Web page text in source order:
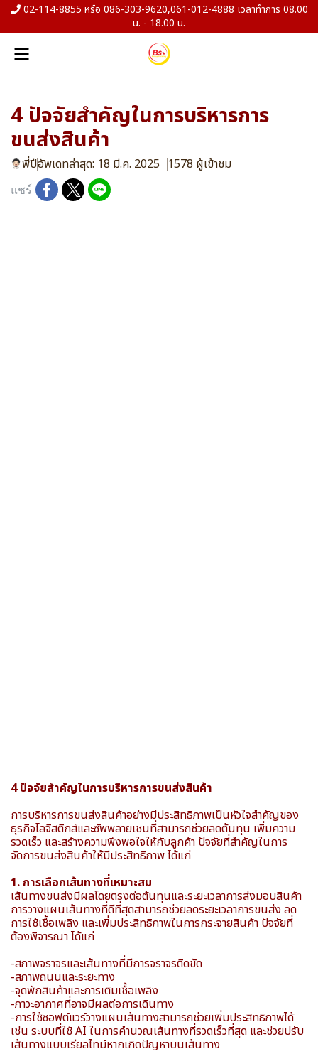
02-114-8855 หรือ 086-303-9620,061-012-4888 เวลาทำการ 08.00
น. - 18.00 น.
4 ปัจจัยสำคัญในการบริหารการ
ขนส่งสินค้า
พี่ปีอัพเดทล่าสุด: 18 มี.ค. 2025 1578 ผู้เข้าชม
แชร์
4 ปัจจัยสำคัญในการบริหารการขนส่งสินค้า
การบริหารการขนส่งสินค้าอย่างมีประสิทธิภาพเป็นหัวใจสำคัญของ
ธุรกิจโลจิสติกส์และซัพพลายเชนที่สามารถช่วยลดต้นทุน เพิ่มความ
รวดเร็ว และสร้างความพึงพอใจให้กับลูกค้า ปัจจัยที่สำคัญในการ
จัดการขนส่งสินค้าให้มีประสิทธิภาพ ได้แก่
1. การเลือกเส้นทางที่เหมาะสม
เส้นทางขนส่งมีผลโดยตรงต่อต้นทุนและระยะเวลาการส่งมอบสินค้า
การวางแผนเส้นทางที่ดีที่สุดสามารถช่วยลดระยะเวลาการขนส่ง ลด
การใช้เชื้อเพลิง และเพิ่มประสิทธิภาพในการกระจายสินค้า ปัจจัยที่
ต้องพิจารณา ได้แก่
-สภาพจราจรและเส้นทางที่มีการจราจรติดขัด
-สภาพถนนและระยะทาง
-จุดพักสินค้าและการเติมเชื้อเพลิง
-ภาวะอากาศที่อาจมีผลต่อการเดินทาง
-การใช้ซอฟต์แวร์วางแผนเส้นทางสามารถช่วยเพิ่มประสิทธิภาพได้
เช่น ระบบที่ใช้ AI ในการคำนวณเส้นทางที่รวดเร็วที่สุด และช่วยปรับ
เส้นทางแบบเรียลไทม์หากเกิดปัญหาบนเส้นทาง